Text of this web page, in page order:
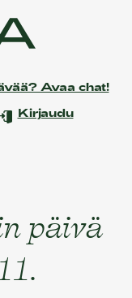
Avaa chat!
Kirjaudu
päivä